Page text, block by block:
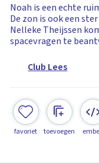
Noah is een echte
De zon is ook een
Nelleke Theijssen
spacevragen te
Club Lees
favoriet toevoegen